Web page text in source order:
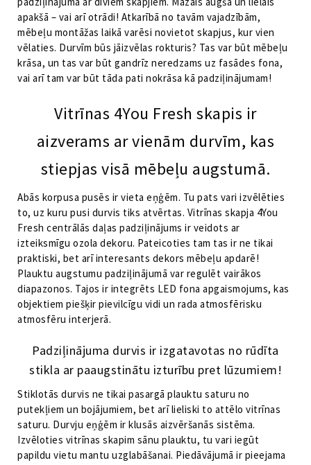
apakšā – vai arī otrādi! Atkarībā no tavām vajadzībām,
mēbeļu montāžas laikā varēsi novietot skapjus, kur vien
vēlaties. Durvīm būs jāizvēlas rokturis? Tas var būt mēbeļu
krāsa, un tas var būt gandrīz neredzams uz fasādes fona,
vai arī tam var būt tāda pati nokrāsa kā padziļinājumam!
Vitrīnas 4You Fresh skapis ir
aizverams ar vienām durvīm, kas
stiepjas visā mēbeļu augstumā.
Abās korpusa pusēs ir vieta eņģēm. Tu pats vari izvēlēties
to, uz kuru pusi durvis tiks atvērtas. Vitrīnas skapja 4You
Fresh centrālās daļas padziļinājums ir veidots ar
izteiksmīgu ozola dekoru. Pateicoties tam tas ir ne tikai
praktiski, bet arī interesants dekors mēbeļu apdarē!
Plauktu augstumu padziļinājumā var regulēt vairākos
diapazonos. Tajos ir integrēts LED fona apgaismojums, kas
objektiem piešķir pievilcīgu vidi un rada atmosfērisku
atmosfēru interjerā.
Padziļinājuma durvis ir izgatavotas no rūdīta
stikla ar paaugstinātu izturību pret lūzumiem!
Stiklotās durvis ne tikai pasargā plauktu saturu no
putekļiem un bojājumiem, bet arī lieliski to attēlo vitrīnas
saturu. Durvju eņģēm ir klusās aizvēršanās sistēma.
Izvēloties vitrīnas skapim sānu plauktu, tu vari iegūt
papildu vietu mantu uzglabāšanai. Piedāvājumā ir pieejama